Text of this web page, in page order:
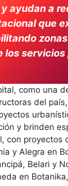
ayudan a
que
los servicios
como una
del
y brinden
con proyectos
y Alegra en
Belari y
en